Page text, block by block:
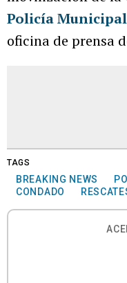
Policía Municipal
oficina de prensa
TAGS
BREAKING NEWS
CONDADO